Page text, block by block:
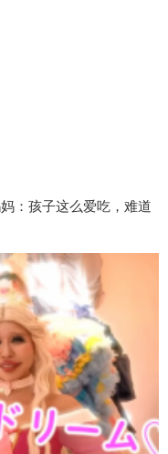
：孩子这么爱吃，难道